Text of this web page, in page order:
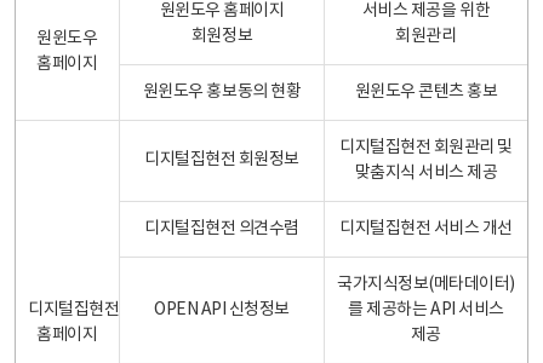
원윈도우
홈페이지
원윈도우 홈페이지
회원정보
서비스 제공을 위한
회원관리
원윈도우 홍보동의 현황 원윈도우 콘텐츠 홍보
디지털집현전
홈페이지
디지털집현전 회원정보
디지털집현전 회원관리 및
맞춤지식 서비스 제공
디지털집현전 의견수렴 디지털집현전 서비스 개선
OPEN API 신청정보
국가지식정보(메타데이터)
를 제공하는 API 서비스
제공